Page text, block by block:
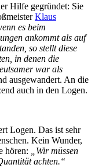
Hilfe gegründet: Sie
Klaus
es beim
ankommt als auf
so stellt diese
in denen die
war als
ausgewandert. An die
auch in den Logen.
Logen. Das ist sehr
Kein Wunder,
hören:
„Wir müssen
achten.“